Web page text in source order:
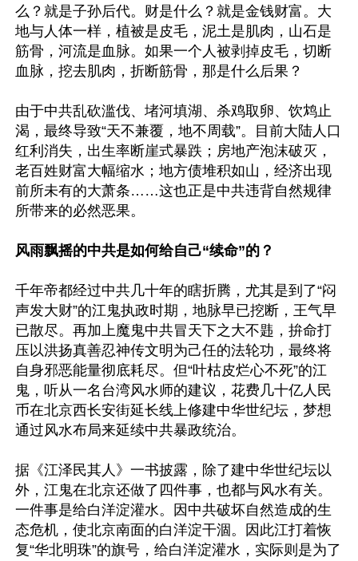
么？就是子孙后代。财是什么？就是金钱财富。大
地与人体一样，植被是皮毛，泥土是肌肉，山石是
筋骨，河流是血脉。如果一个人被剥掉皮毛，切断
血脉，挖去肌肉，折断筋骨，那是什么后果？
由于中共乱砍滥伐、堵河填湖、杀鸡取卵、饮鸩止
渴，最终导致“天不兼覆，地不周载”。目前大陆人口
红利消失，出生率断崖式暴跌；房地产泡沫破灭，
老百姓财富大幅缩水；地方债堆积如山，经济出现
前所未有的大萧条……这也正是中共违背自然规律
所带来的必然恶果。
风雨飘摇的中共是如何给自己“续命”的？
千年帝都经过中共几十年的瞎折腾，尤其是到了“闷
声发大财”的江鬼执政时期，地脉早已挖断，王气早
已散尽。再加上魔鬼中共冒天下之大不韪，拚命打
压以洪扬真善忍神传文明为己任的法轮功，最终将
自身邪恶能量彻底耗尽。但“叶枯皮烂心不死”的江
鬼，听从一名台湾风水师的建议，花费几十亿人民
币在北京西长安街延长线上修建中华世纪坛，梦想
通过风水布局来延续中共暴政统治。
据《江泽民其人》一书披露，除了建中华世纪坛以
外，江鬼在北京还做了四件事，也都与风水有关。
一件事是给白洋淀灌水。因中共破坏自然造成的生
态危机，使北京南面的白洋淀干涸。因此江打着恢
复“华北明珠”的旗号，给白洋淀灌水，实际则是为了